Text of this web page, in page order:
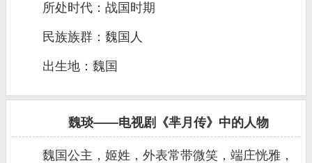
所处时代：战国时期
民族族群：魏国人
出生地：魏国
魏琰——电视剧《芈月传》中的人物
魏国公主，姬姓，外表常带微笑，端庄恍雅，